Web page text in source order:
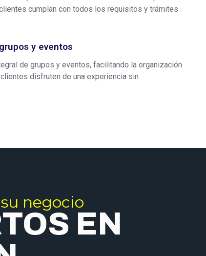
cumplan con todos los requisitos y trámites
y eventos
de grupos y eventos, facilitando la organización
disfruten de una experiencia sin
negocio
EN